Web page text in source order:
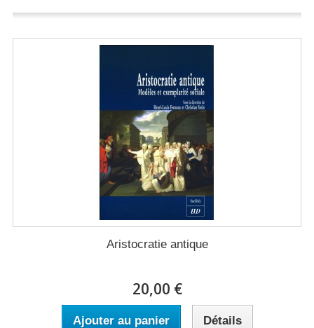
Aristocratie antique
20,00 €
Ajouter au panier Détails